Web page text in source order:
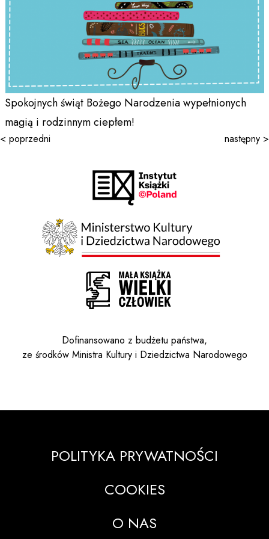
Spokojnych świąt Bożego Narodzenia wypełnionych
magią i rodzinnym ciepłem!
< poprzedni następny >
Dofinansowano z budżetu państwa,
ze środków Ministra Kultury i Dziedzictwa Narodowego
POLITYKA PRYWATNOŚCI
COOKIES
O NAS